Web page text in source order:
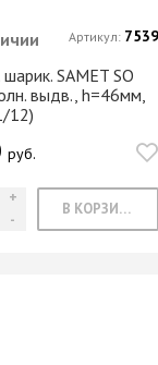
SAMET SO
выдв., h=46мм,
12)
руб.
В КОРЗИНУ
Артикул: 7539